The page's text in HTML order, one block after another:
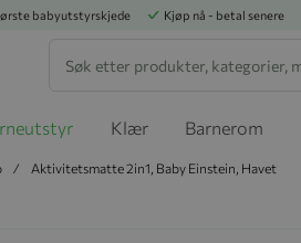
babyutstyrskjede Kjøp nå - betal senere
Klær Barnerom
Aktivitetsmatte 2in1, Baby Einstein, Havet